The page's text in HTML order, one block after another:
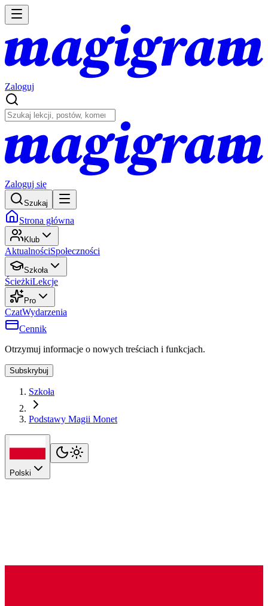
Zaloguj
Zaloguj się
Szukaj
Strona główna
Klub
AktualnościSpołeczności
Szkoła
ŚcieżkiLekcje
Pro
CzatWydarzenia
Cennik
Otrzymuj informacje o nowych treściach i funkcjach.
Subskrybuj
Szkoła
Podstawy Magii Monet
Polski